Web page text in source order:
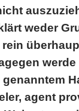
weder
agent